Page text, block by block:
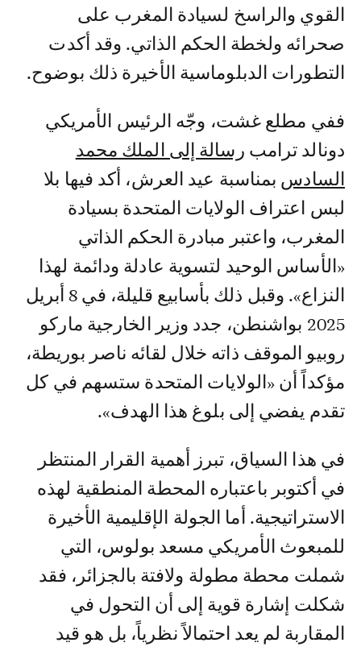
القوي والراسخ لسيادة المغرب على
صحرائه ولخطة الحكم الذاتي. وقد أكدت
التطورات الدبلوماسية الأخيرة ذلك بوضوح.
ففي مطلع غشت، وجّه الرئيس الأمريكي
دونالد ترامب رسالة إلى الملك محمد
السادس بمناسبة عيد العرش، أكد فيها بلا
لبس اعتراف الولايات المتحدة بسيادة
المغرب، واعتبر مبادرة الحكم الذاتي
«الأساس الوحيد لتسوية عادلة ودائمة لهذا
النزاع». وقبل ذلك بأسابيع قليلة، في 8 أبريل
2025 بواشنطن، جدد وزير الخارجية ماركو
روبيو الموقف ذاته خلال لقائه ناصر بوريطة،
مؤكداً أن «الولايات المتحدة ستسهم في كل
تقدم يفضي إلى بلوغ هذا الهدف».
في هذا السياق، تبرز أهمية القرار المنتظر
في أكتوبر باعتباره المحطة المنطقية لهذه
الاستراتيجية. أما الجولة الإقليمية الأخيرة
للمبعوث الأمريكي مسعد بولوس، التي
شملت محطة مطولة ولافتة بالجزائر، فقد
شكلت إشارة قوية إلى أن التحول في
المقاربة لم يعد احتمالاً نظرياً، بل هو قيد